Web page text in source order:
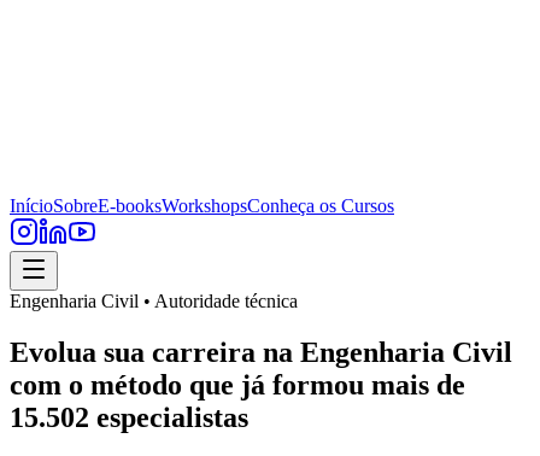
InícioSobreE-booksWorkshopsConheça os Cursos
Engenharia Civil • Autoridade técnica
Evolua sua carreira na Engenharia Civil
com o método que já formou mais de
15.502 especialistas